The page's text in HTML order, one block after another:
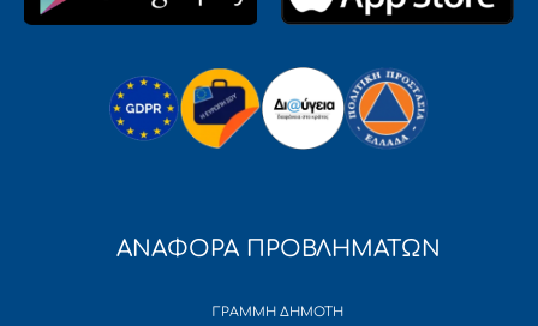
ΑΝΑΦΟΡΑ ΠΡΟΒΛΗΜΑΤΩΝ
ΓΡΑΜΜΗ ΔΗΜΟΤΗ